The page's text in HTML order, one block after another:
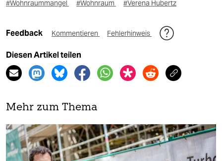
#Wohnraummangel
#Wohnraum #Verena Hubertz
Feedback Kommentieren Fehlerhinweis
Diesen Artikel teilen
Mehr zum Thema